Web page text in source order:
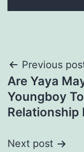
Post
Previous
Are Yaya
Youngboy
Relationship
Next post